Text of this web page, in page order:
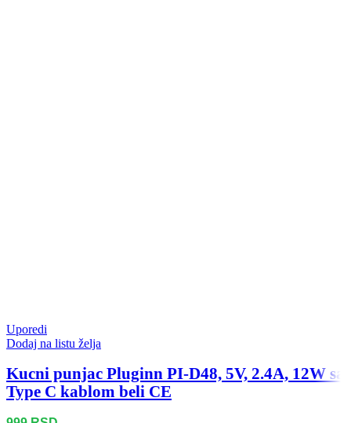
Uporedi
Dodaj na listu želja
Kucni punjac Pluginn PI-D48, 5V, 2.4A, 12W sa
Type C kablom beli CE